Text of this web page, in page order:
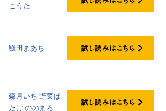
こうた
鰻田まあち
森月いち 野菜ば
たけ ののまろ